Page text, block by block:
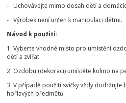
- Uchovávejte mimo dosah dětí a
- Výrobek není určen k manipulaci dětmi.
Návod k použití:
1. Vyberte vhodné místo pro umístění
dětí a zvířat
2. Ozdobu (dekoraci) umístěte kolmo na
3. V případě použití svíčky vždy dodržujte
hořlavých předmětů.